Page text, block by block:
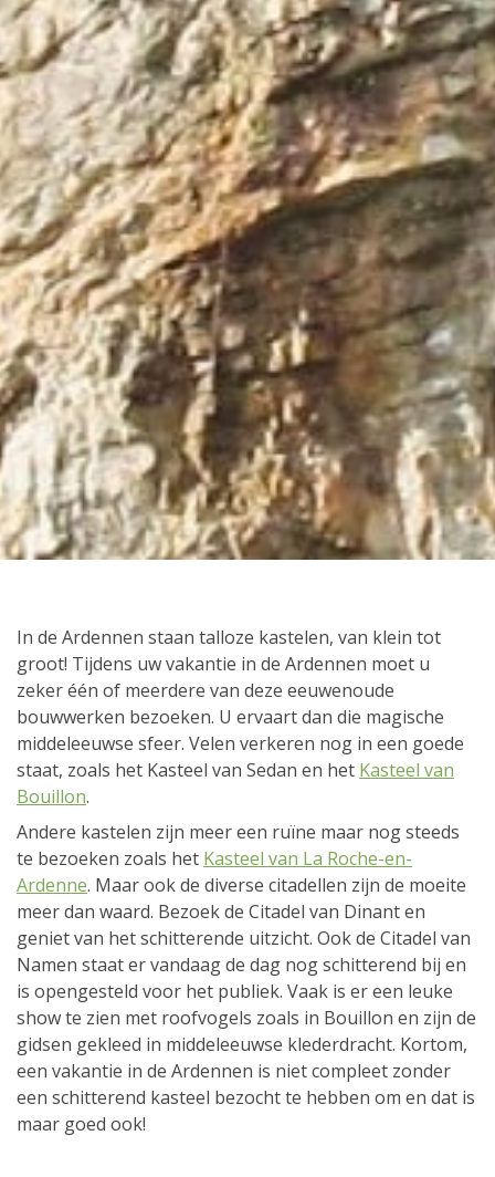
In de Ardennen staan talloze kastelen, van klein tot
groot! Tijdens uw vakantie in de Ardennen moet u
zeker één of meerdere van deze eeuwenoude
bouwwerken bezoeken. U ervaart dan die magische
middeleeuwse sfeer. Velen verkeren nog in een goede
staat, zoals het Kasteel van Sedan en het Kasteel van
Bouillon.
Andere kastelen zijn meer een ruïne maar nog steeds
te bezoeken zoals het Kasteel van La Roche-en-
Ardenne. Maar ook de diverse citadellen zijn de moeite
meer dan waard. Bezoek de Citadel van Dinant en
geniet van het schitterende uitzicht. Ook de Citadel van
Namen staat er vandaag de dag nog schitterend bij en
is opengesteld voor het publiek. Vaak is er een leuke
show te zien met roofvogels zoals in Bouillon en zijn de
gidsen gekleed in middeleeuwse klederdracht. Kortom,
een vakantie in de Ardennen is niet compleet zonder
een schitterend kasteel bezocht te hebben om en dat is
maar goed ook!